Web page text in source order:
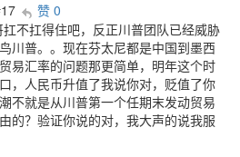
赞 0
不扛得住吧，反正川普团队已经威胁
川普。。现在芬太尼都是中国到墨西
易汇率的问题那更简单，明年这个时
，人民币升值了我说你对，贬值了你
不就是从川普第一个任期末发动贸易
的？验证你说的对，我大声的说我服